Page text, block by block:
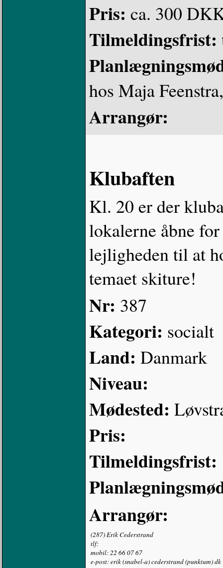
Pris: ca. 300
Tilmeldingsfrist:
hos Maja
Arrangør:
Klubaften
Kl. 20 er der
lokalerne åbne
lejligheden til at
temaet skiture!
Nr: 387
Kategori: socialt
Land: Danmark
Niveau:
Mødested:
Pris:
Tilmeldingsfrist:
Arrangør:
(287) Erik Cederstrand
tlf:
mobil: 22 66 07 67
e-post: erik (snabel-a) cederstrand (punktum) dk